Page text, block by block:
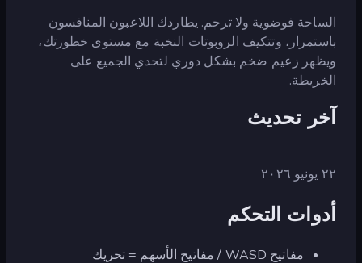
الساحة فوضوية ولا ترحم. يطاردك اللاعبون المنافسون
باستمرار، وتتكيف الروبوتات النخبة مع مستوى خطورتك،
ويظهر زعيم ضخم بشكل دوري لتحدي الجميع على
الخريطة.
آخر تحديث
٢٢ يونيو ٢٠٢٦
أدوات التحكم
مفاتيح WASD / مفاتيح الأسهم = تحريك